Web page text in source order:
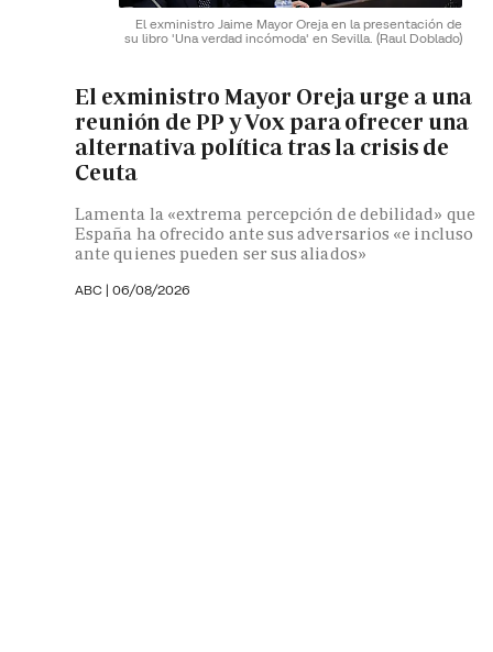
El exministro Jaime Mayor Oreja en la presentación de
su libro 'Una verdad incómoda' en Sevilla. (Raul Doblado)
El exministro Mayor Oreja urge a una
reunión de PP y Vox para ofrecer una
alternativa política tras la crisis de
Ceuta
Lamenta la «extrema percepción de debilidad» que
España ha ofrecido ante sus adversarios «e incluso
ante quienes pueden ser sus aliados»
ABC | 06/08/2026